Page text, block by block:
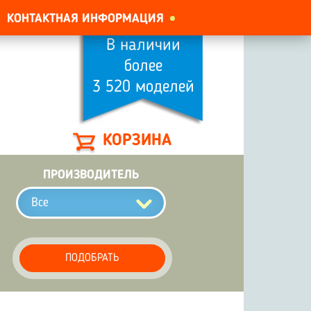
КОНТАКТНАЯ ИНФОРМАЦИЯ
КОРЗИНА
В наличии
более
3 520 моделей
ПРОИЗВОДИТЕЛЬ
Все
ПОДОБРАТЬ